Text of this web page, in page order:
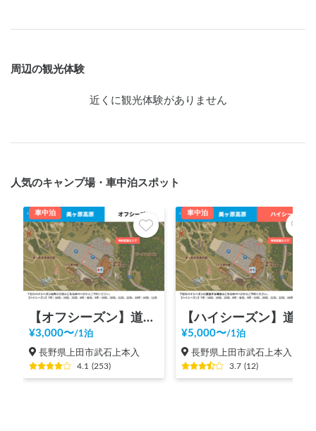
周辺の観光体験
近くに観光体験がありません
人気のキャンプ場・車中泊スポット
車中泊
【オフシーズン】道の駅 美ヶ原高原
¥3,000〜/1泊
長野県上田市武石上本入
4.1 (253)
車中泊
¥5,000〜/1泊
長野県上田市武石上本入
3.7 (12)